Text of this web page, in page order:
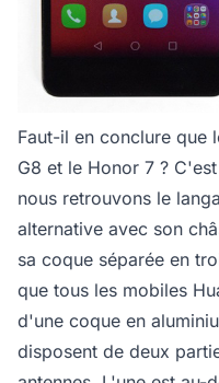
Faut-il en conclure que
G8 et le Honor 7 ?
nous retrouvons le
alternative avec son
sa coque séparée en
que tous les mobiles
d'une coque en
disposent de deux